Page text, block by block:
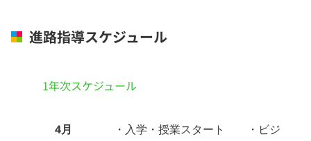
進路指導スケジュール
1年次スケジュール
4月 ・入学・授業スタート ・ビジネス